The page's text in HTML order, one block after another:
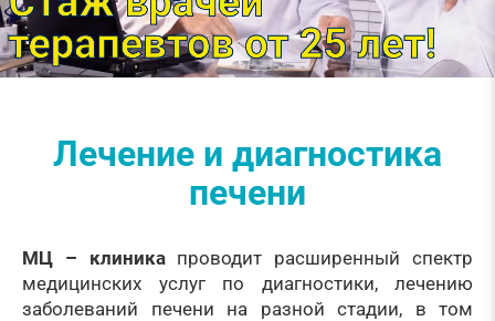
Лечение и диагностика
печени
МЦ – клиникапроводит расширенный спектр
медицинских услуг по диагностики, лечению
заболеваний печени на разной стадии, в том